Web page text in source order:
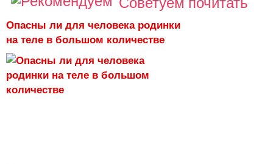
Опасны ли для человека родинки
на теле в большом количестве